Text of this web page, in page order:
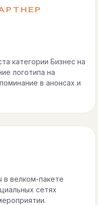
категории Бизнес на
логотипа на
в анонсах и
в велком-пакете
сетях